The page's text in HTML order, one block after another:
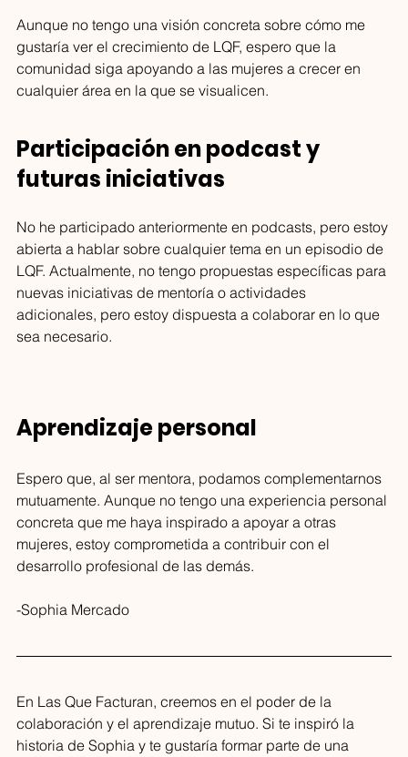
Aunque no tengo una visión concreta sobre cómo me
gustaría ver el crecimiento de LQF, espero que la
comunidad siga apoyando a las mujeres a crecer en
cualquier área en la que se visualicen.
Participación en podcast y
futuras iniciativas
No he participado anteriormente en podcasts, pero estoy
abierta a hablar sobre cualquier tema en un episodio de
LQF. Actualmente, no tengo propuestas específicas para
nuevas iniciativas de mentoría o actividades
adicionales, pero estoy dispuesta a colaborar en lo que
sea necesario.
Aprendizaje personal
Espero que, al ser mentora, podamos complementarnos
mutuamente. Aunque no tengo una experiencia personal
concreta que me haya inspirado a apoyar a otras
mujeres, estoy comprometida a contribuir con el
desarrollo profesional de las demás.
-Sophia Mercado
En Las Que Facturan, creemos en el poder de la
colaboración y el aprendizaje mutuo. Si te inspiró la
historia de Sophia y te gustaría formar parte de una